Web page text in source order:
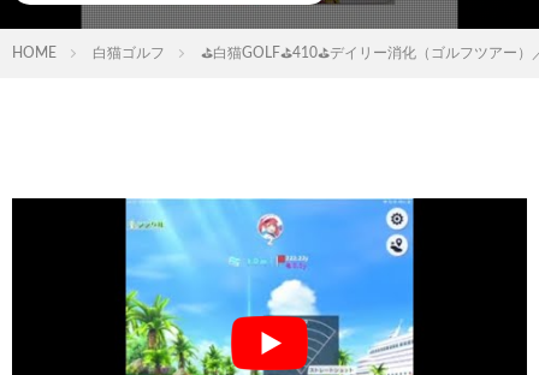
HOME 白猫ゴルフ ⛳白猫GOLF⛳410⛳デイリー消化（ゴルフツアー）